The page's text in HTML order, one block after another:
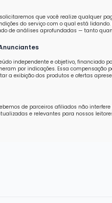
que você realize qualquer
do serviço com o qual está
de análises aprofundadas — tanto
independente e objetivo, financiado
por indicações. Essa
a exibição dos produtos e ofertas
de parceiros afiliados não
e relevantes para nossos